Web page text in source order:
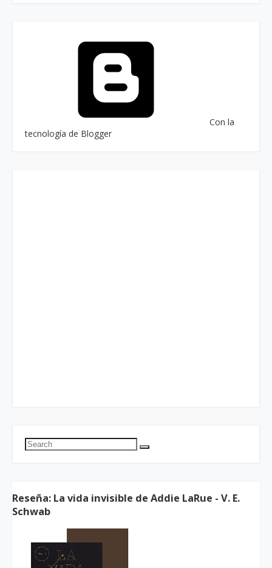
Con la
tecnología de Blogger
Reseña: La vida invisible de Addie LaRue - V. E.
Schwab